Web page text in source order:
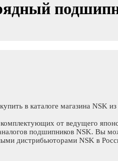
в каталоге магазина NSK из
от ведущего
подшипников NSK. Вы
дистрибьюторами NSK в